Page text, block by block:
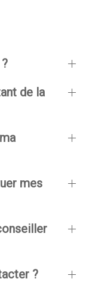
de la
mes
?